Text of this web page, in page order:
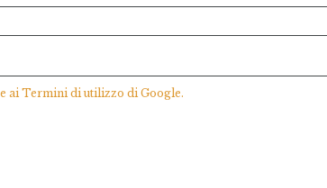
e aiTermini di utilizzo di Google.